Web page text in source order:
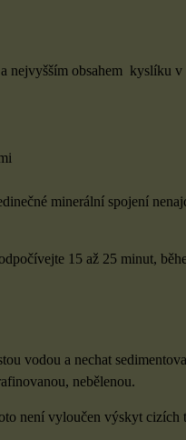
nejvyšším obsahem kyslíku v
minerální spojení
15 až 25 minut,
vodou a nechat
nebělenou.
není vyloučen výskyt cizích